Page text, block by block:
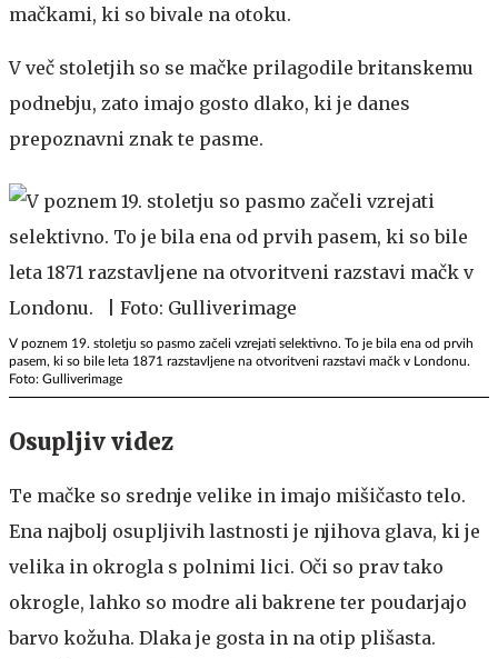
mačkami, ki so bivale na otoku.
V več stoletjih so se mačke prilagodile britanskemu
podnebju, zato imajo gosto dlako, ki je danes
prepoznavni znak te pasme.
V poznem 19. stoletju so pasmo začeli vzrejati selektivno. To je bila ena od prvih
pasem, ki so bile leta 1871 razstavljene na otvoritveni razstavi mačk v Londonu.
Foto: Gulliverimage
Osupljiv videz
Te mačke so srednje velike in imajo mišičasto telo.
Ena najbolj osupljivih lastnosti je njihova glava, ki je
velika in okrogla s polnimi lici. Oči so prav tako
okrogle, lahko so modre ali bakrene ter poudarjajo
barvo kožuha. Dlaka je gosta in na otip plišasta.